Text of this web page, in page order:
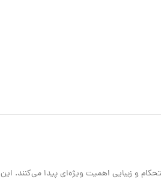
و زیبایی اهمیت ویژه‌ای پیدا می‌کنند. این